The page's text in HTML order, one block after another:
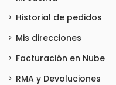
Historial de pedidos
Mis direcciones
Facturación en Nube
RMA y Devoluciones